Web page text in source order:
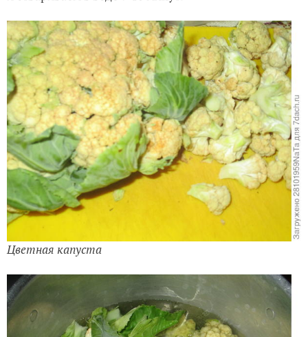
Цветная капуста